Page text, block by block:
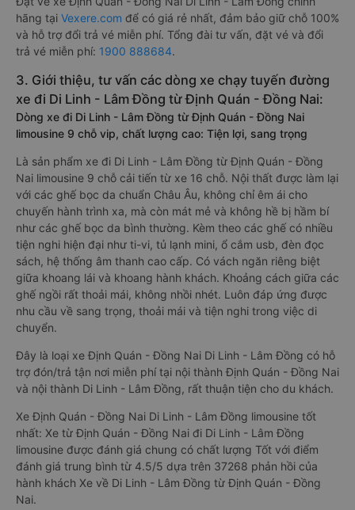
hãng tại Vexere.com để có giá rẻ nhất, đảm bảo giữ chỗ 100%
và hỗ trợ đổi trả vé miễn phí. Tổng đài tư vấn, đặt vé và đổi
trả vé miễn phí: 1900 888684.
3. Giới thiệu, tư vấn các dòng xe chạy tuyến đường
xe đi Di Linh - Lâm Đồng từ Định Quán - Đồng Nai:
Dòng xe đi Di Linh - Lâm Đồng từ Định Quán - Đồng Nai
limousine 9 chỗ vip, chất lượng cao: Tiện lợi, sang trọng
Là sản phẩm xe đi Di Linh - Lâm Đồng từ Định Quán - Đồng
Nai limousine 9 chỗ cải tiến từ xe 16 chỗ. Nội thất được làm lại
với các ghế bọc da chuẩn Châu Âu, không chỉ êm ái cho
chuyến hành trình xa, mà còn mát mẻ và không hề bị hầm bí
như các ghế bọc da bình thường. Kèm theo các ghế có nhiều
tiện nghi hiện đại như ti-vi, tủ lạnh mini, ổ cắm usb, đèn đọc
sách, hệ thống âm thanh cao cấp. Có vách ngăn riêng biệt
giữa khoang lái và khoang hành khách. Khoảng cách giữa các
ghế ngồi rất thoải mái, không nhồi nhét. Luôn đáp ứng được
nhu cầu về sang trọng, thoải mái và tiện nghi trong việc di
chuyển.
Đây là loại xe Định Quán - Đồng Nai Di Linh - Lâm Đồng có hỗ
trợ đón/trả tận nơi miễn phí tại nội thành Định Quán - Đồng Nai
và nội thành Di Linh - Lâm Đồng, rất thuận tiện cho du khách.
Xe Định Quán - Đồng Nai Di Linh - Lâm Đồng limousine tốt
nhất: Xe từ Định Quán - Đồng Nai đi Di Linh - Lâm Đồng
limousine được đánh giá chung có chất lượng Tốt với điểm
đánh giá trung bình từ 4.5/5 dựa trên 37268 phản hồi của
hành khách Xe về Di Linh - Lâm Đồng từ Định Quán - Đồng
Nai.